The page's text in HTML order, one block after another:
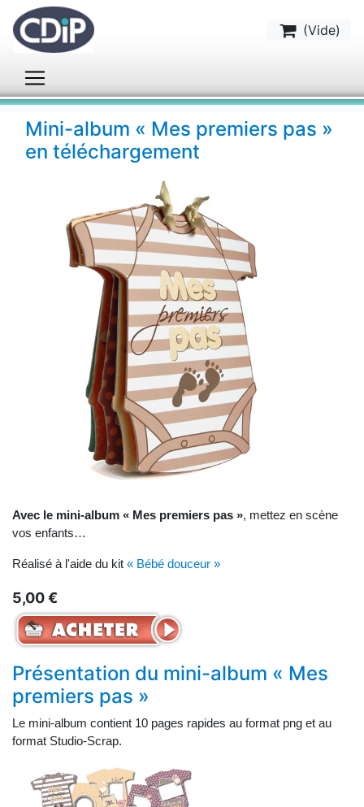
(Vide)
Mini-album « Mes premiers pas »
en téléchargement
Avec le mini-album « Mes premiers pas », mettez en scène
vos enfants…
Réalisé à l'aide du kit « Bébé douceur »
5,00 €
Présentation du mini-album « Mes
premiers pas »
Le mini-album contient 10 pages rapides au format png et au
format Studio-Scrap.